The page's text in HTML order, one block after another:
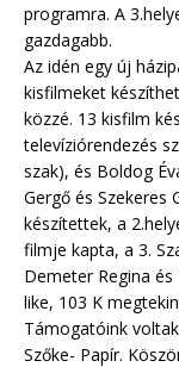
programra. A
gazdagabb.
Az idén egy új
kisfilmeket
közzé. 13 kisfilm
televíziórendezés
szak), és Boldog
Gergő és Szekeres
készítettek, a
filmje kapta, a 3.
Demeter Regina
like, 103 K
Támogatóink
Szőke- Papír.